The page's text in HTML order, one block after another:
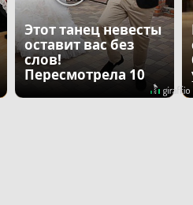
Этот танец невесты
оставит вас без
слов!
Пересмотрела 10